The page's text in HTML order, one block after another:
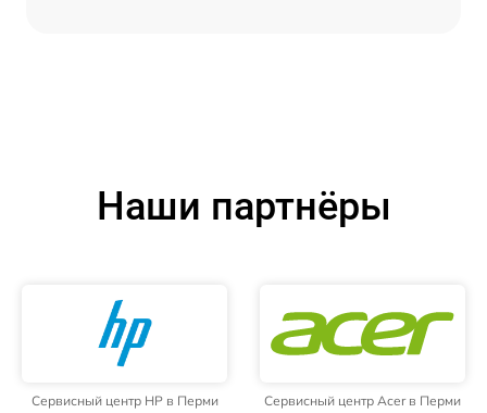
Наши партнёры
Сервисный центр HP в Перми Сервисный центр Acer в Перми